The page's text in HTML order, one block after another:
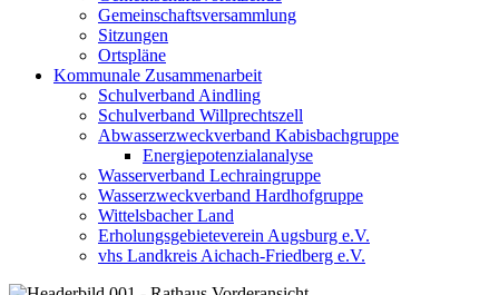
Gemeinschaftsversammlung
Sitzungen
Ortspläne
Kommunale Zusammenarbeit
Schulverband Aindling
Schulverband Willprechtszell
Abwasserzweckverband Kabisbachgruppe
Energiepotenzialanalyse
Wasserverband Lechraingruppe
Wasserzweckverband Hardhofgruppe
Wittelsbacher Land
Erholungsgebieteverein Augsburg e.V.
vhs Landkreis Aichach-Friedberg e.V.